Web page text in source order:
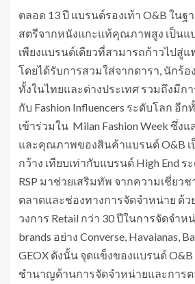
ตลอด 13 ปี แบรนด์รองเท้า O&B ในฐ
สตรีจากหนังแกะแท้คุณภาพสูง เป็นแ
เพียงแบรนด์เดียวที่สามารถก้าวไปสู่
โดยได้รับการสวมใส่จากดารา, นักร้อ
ทั้งในไทยและต่างประเทศ รวมถึงมีก
กับ Fashion Influencers ระดับโลก อี
เข้าร่วมใน Milan Fashion Week ซึ่ง
และคุณภาพของสินค้าแบรนด์ O&B เ
กว้าง เทียบเท่ากับแบรนด์ High End
RSP มาช่วยเสริมทัพ จากความเชี่ยว
ตลาดและช่องทางการจัดจำหน่าย ด้
วงการ Retail กว่า 30 ปีในการจัดจำห
brands อย่าง Converse, Havaianas,
GEOX ดังนั้น จุดแข็งของแบรนด์
ชำนาญด้านการจัดจำหน่ายและการต